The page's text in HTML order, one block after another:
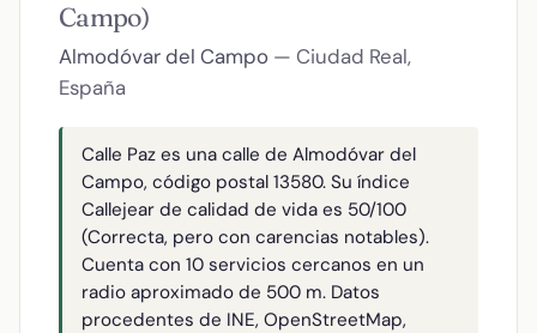
Campo)
Almodóvar del Campo — Ciudad Real,
España
Calle Paz es una calle de Almodóvar del
Campo, código postal 13580. Su índice
Callejear de calidad de vida es 50/100
(Correcta, pero con carencias notables).
Cuenta con 10 servicios cercanos en un
radio aproximado de 500 m. Datos
procedentes de INE, OpenStreetMap,